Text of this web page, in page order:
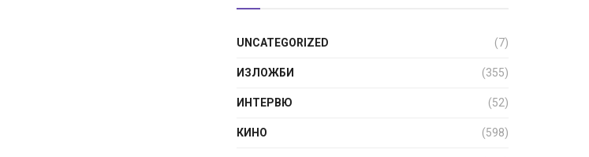
UNCATEGORIZED (7)
ИЗЛОЖБИ (355)
ИНТЕРВЮ (52)
КИНО (598)